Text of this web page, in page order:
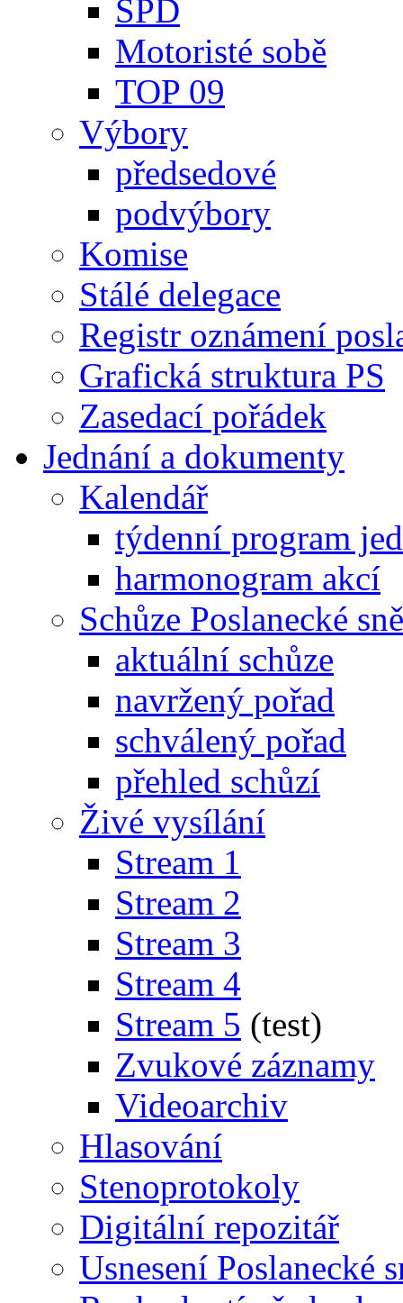
SPD
Motoristé sobě
TOP 09
Výbory
předsedové
podvýbory
Komise
Stálé delegace
Registr oznámení
Grafická struktura PS
Zasedací pořádek
Jednání a dokumenty
Kalendář
týdenní program
harmonogram akcí
Schůze Poslanecké
aktuální schůze
navržený pořad
schválený pořad
přehled schůzí
Živé vysílání
Stream 1
Stream 2
Stream 3
Stream 4
Stream 5 (test)
Zvukové záznamy
Videoarchiv
Hlasování
Stenoprotokoly
Digitální repozitář
Usnesení Poslanecké